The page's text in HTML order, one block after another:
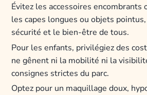
Évitez les accessoires encombrants
les capes longues ou objets
sécurité et le bien-être de tous.
Pour les enfants, privilégiez des
ne gênent ni la mobilité ni la
consignes strictes du parc.
Optez pour un maquillage doux,